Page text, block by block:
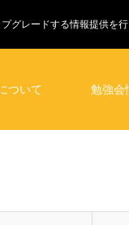
グレードする情報提供を
ついて 勉強会